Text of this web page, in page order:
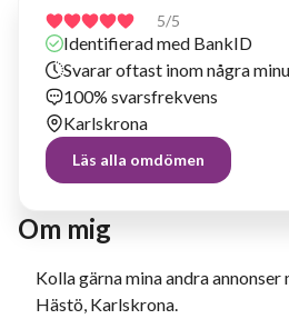
Om mig
Kolla gärna mina andra
Hästö, Karlskrona.
5/5
Identifierad med BankID
Svarar oftast inom några
100% svarsfrekvens
Karlskrona
Läs alla omdömen